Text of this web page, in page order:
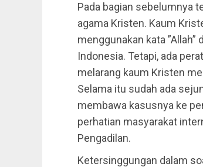
Pada bagian sebelumnya
agama Kristen. Kaum
menggunakan kata
Indonesia. Tetapi, ada
melarang kaum Kristen
Selama itu sudah ada
membawa kasusnya ke
perhatian masyarakat
Pengadilan.
Ketersinggungan dalam